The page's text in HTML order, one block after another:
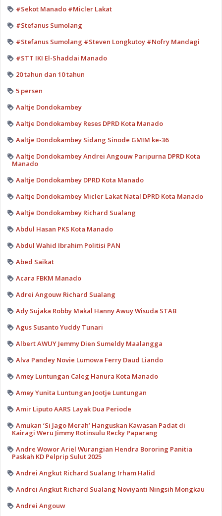
#Sekot Manado #Micler Lakat
#Stefanus Sumolang
#Stefanus Sumolang #Steven Longkutoy #Nofry Mandagi
#STT IKI El-Shaddai Manado
20 tahun dan 10 tahun
5 persen
Aaltje Dondokambey
Aaltje Dondokambey Reses DPRD Kota Manado
Aaltje Dondokambey Sidang Sinode GMIM ke-36
Aaltje Dondokambey Andrei Angouw Paripurna DPRD Kota
Manado
Aaltje Dondokambey DPRD Kota Manado
Aaltje Dondokambey Micler Lakat Natal DPRD Kota Manado
Aaltje Dondokambey Richard Sualang
Abdul Hasan PKS Kota Manado
Abdul Wahid Ibrahim Politisi PAN
Abed Saikat
Acara FBKM Manado
Adrei Angouw Richard Sualang
Ady Sujaka Robby Makal Hanny Awuy Wisuda STAB
Agus Susanto Yuddy Tunari
Albert AWUY Jemmy Dien Sumeldy Maalangga
Alva Pandey Novie Lumowa Ferry Daud Liando
Amey Luntungan Caleg Hanura Kota Manado
Amey Yunita Luntungan Jootje Luntungan
Amir Liputo AARS Layak Dua Periode
Amukan ‘Si Jago Merah’ Hanguskan Kawasan Padat di
Kairagi Weru Jimmy Rotinsulu Recky Paparang
Andre Wowor Ariel Wurangian Hendra Bororing Panitia
Paskah KD Pelprip Sulut 2025
Andrei Angkut Richard Sualang Irham Halid
Andrei Angkut Richard Sualang Noviyanti Ningsih Mongkau
Andrei Angouw